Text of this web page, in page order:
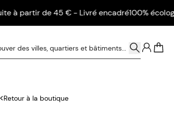
de 45 € - Livré encadré100%
Retour à la boutique